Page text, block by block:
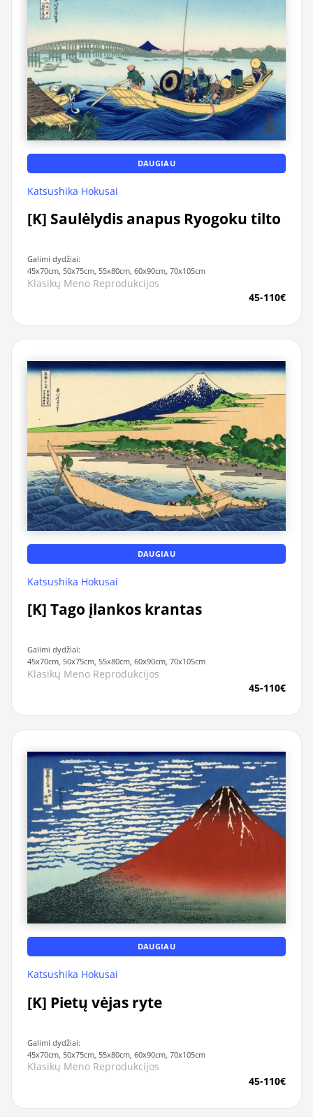
DAUGIAU
Katsushika Hokusai
[K] Saulėlydis anapus Ryogoku tilto
Galimi dydžiai:
45x70cm, 50x75cm, 55x80cm, 60x90cm, 70x105cm
Klasikų Meno Reprodukcijos
45-110€
DAUGIAU
Katsushika Hokusai
[K] Tago įlankos krantas
Galimi dydžiai:
45x70cm, 50x75cm, 55x80cm, 60x90cm, 70x105cm
Klasikų Meno Reprodukcijos
45-110€
DAUGIAU
Katsushika Hokusai
[K] Pietų vėjas ryte
Galimi dydžiai:
45x70cm, 50x75cm, 55x80cm, 60x90cm, 70x105cm
Klasikų Meno Reprodukcijos
45-110€